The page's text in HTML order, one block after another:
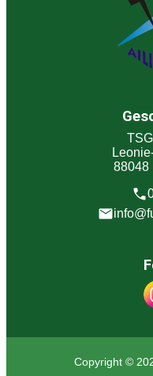
88048
Copyright ©